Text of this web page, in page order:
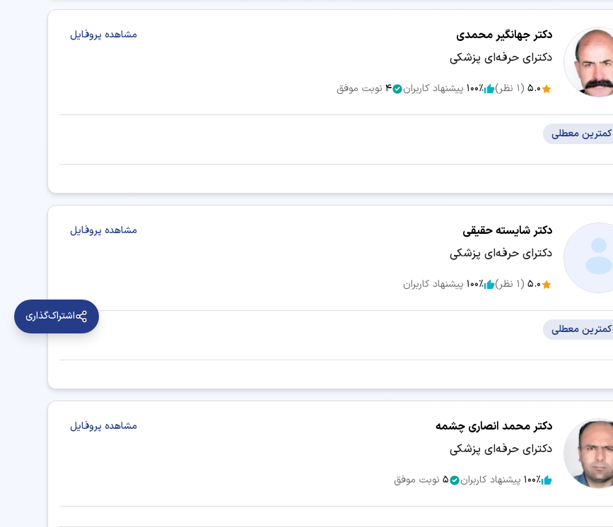
دکتر جهانگیر محمدی
دکترای حرفه‌ای پزشکی
5.0
(
1نظر) 100٪ پیشنهاد کاربران 4 نوبت موفق
مشاهده پروفایل
کمترین معطلی
دکتر شایسته حقیقی
دکترای حرفه‌ای پزشکی
5.0
(
1نظر) 100٪ پیشنهاد کاربران
مشاهده پروفایل
کمترین معطلی
دکتر محمد انصاری چشمه
دکترای حرفه‌ای پزشکی
100٪ پیشنهاد کاربران 5 نوبت موفق
مشاهده پروفایل
اشتراک‌گذاری